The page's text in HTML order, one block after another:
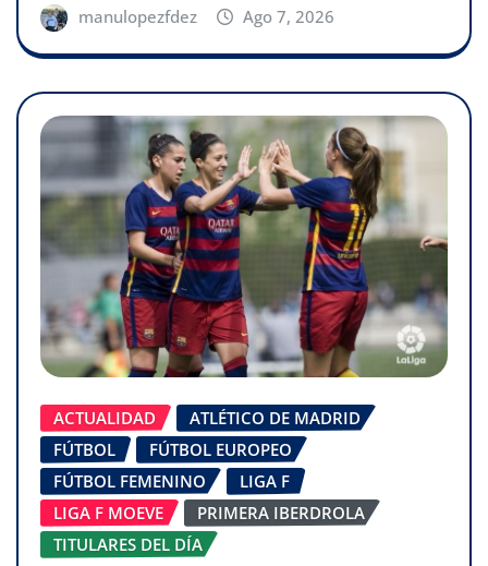
manulopezfdez Ago 7, 2026
ACTUALIDAD
ATLÉTICO DE MADRID
FÚTBOL
FÚTBOL EUROPEO
FÚTBOL FEMENINO
LIGA F
LIGA F MOEVE
PRIMERA IBERDROLA
TITULARES DEL DÍA